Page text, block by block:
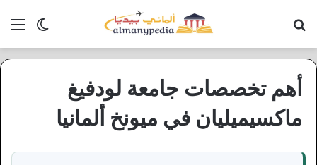
الوضع
أهم تخصصات جامعة لودفيغ
ماكسيميليان في ميونخ ألمانيا